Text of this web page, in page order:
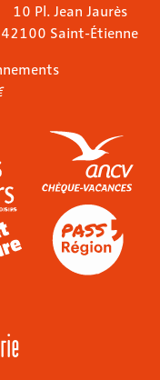
10 Pl. Jean Jaurès
42100 Saint-Étienne